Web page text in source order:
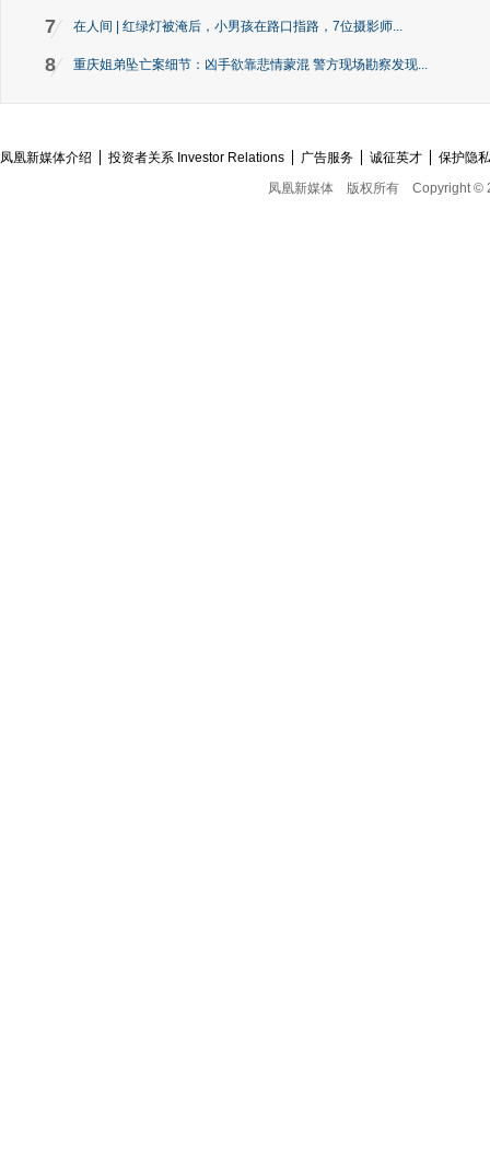
7 在人间 | 红绿灯被淹后，小男孩在路口指路，7位摄影师...
8 重庆姐弟坠亡案细节：凶手欲靠悲情蒙混 警方现场勘察发现...
凤凰新媒体介绍 投资者关系 Investor Relations 广告服务 诚征英才
保护隐
凤凰新媒体
版权所有 Copyright ©